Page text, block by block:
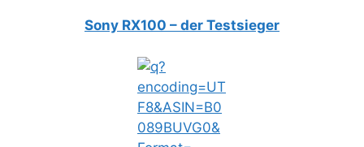
Sony RX100 – der Testsieger